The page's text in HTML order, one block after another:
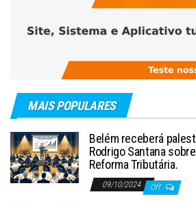
MAIS POPULARES
Belém receberá
Rodrigo Santana
Reforma Tributária.
09/10/2024 Off